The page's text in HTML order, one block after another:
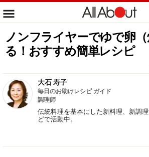
ノンフライヤーでゆで卵
る！おすすめ簡単レシピ
大石 寿子
毎日のお助けレシピ ガイド
調理師
伝統料理を基本にした新料理、新調
どで活動中。